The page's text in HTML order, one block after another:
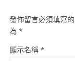
發佈留言必須填寫
為 *
顯示名稱 *